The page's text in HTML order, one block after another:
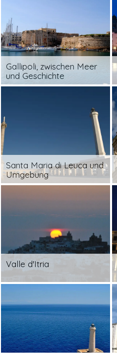
Gallipoli, zwischen Meer
und Geschichte
Santa Maria di Leuca und
Umgebung
Valle d'Itria